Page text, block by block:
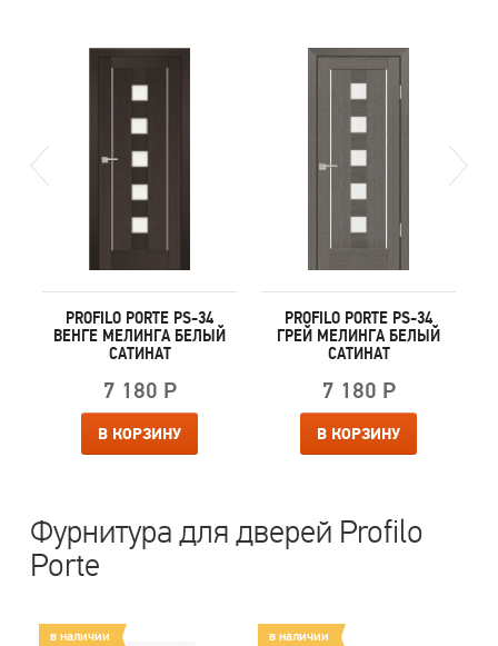
PROFILO PORTE PS-34
ВЕНГЕ МЕЛИНГА БЕЛЫЙ
САТИНАТ
7 180 Р
В КОРЗИНУ
PROFILO PORTE PS-34
ГРЕЙ МЕЛИНГА БЕЛЫЙ
САТИНАТ
7 180 Р
В КОРЗИНУ
Фурнитура для дверей Profilo
Porte
в наличии в наличии